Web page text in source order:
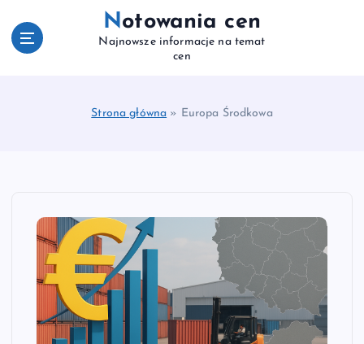
Notowania cen
Najnowsze informacje na temat
cen
Strona główna » Europa Środkowa